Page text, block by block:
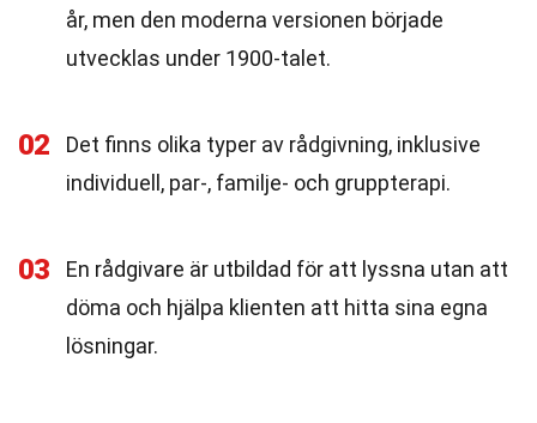
år, men den moderna versionen började
utvecklas under 1900-talet.
02
Det finns olika typer av rådgivning, inklusive
individuell, par-, familje- och gruppterapi.
03
En rådgivare är utbildad för att lyssna utan att
döma och hjälpa klienten att hitta sina egna
lösningar.